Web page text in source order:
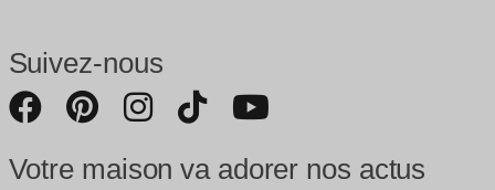
Suivez-nous
Votre maison va adorer nos actus